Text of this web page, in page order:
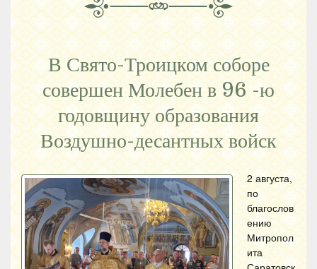
В Свято-Троицком соборе
совершен Молебен в 96 -ю
годовщину образования
Воздушно-десантных войск
2 августа,
по
благослов
ению
Митропол
ита